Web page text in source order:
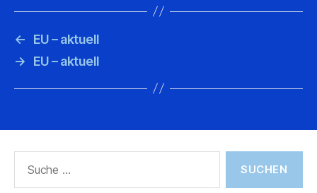
←
EU – aktuell
→
EU – aktuell
nach: